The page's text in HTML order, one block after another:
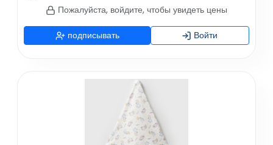
Пожалуйста, войдите, чтобы увидеть цены
подписывать Войти